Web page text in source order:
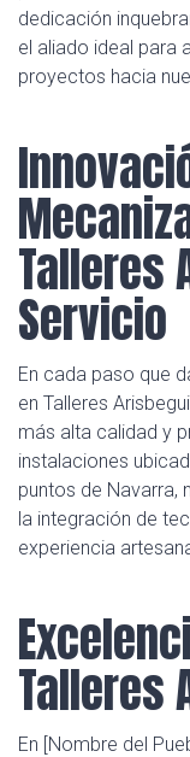
dedicación
el aliado ideal para
proyectos hacia
Talleres
Servicio
En cada paso que
en Talleres
más alta calidad y
instalaciones
puntos de Navarra,
la integración de
experiencia
Talleres
En [Nombre del